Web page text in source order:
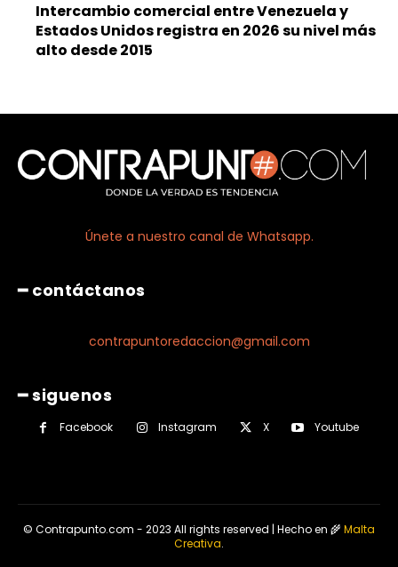
Intercambio comercial entre Venezuela y
Estados Unidos registra en 2026 su nivel más
alto desde 2015
Únete a nuestro canal de Whatsapp.
━ contáctanos
contrapuntoredaccion@gmail.com
━ siguenos
Facebook Instagram X Youtube
© Contrapunto.com - 2023 All rights reserved | Hecho en 🌾Malta
Creativa.